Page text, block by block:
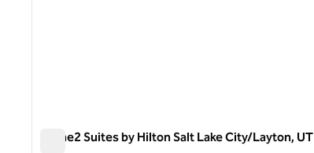
Home2 Suites by Hilton Salt Lake City/Layton, UT